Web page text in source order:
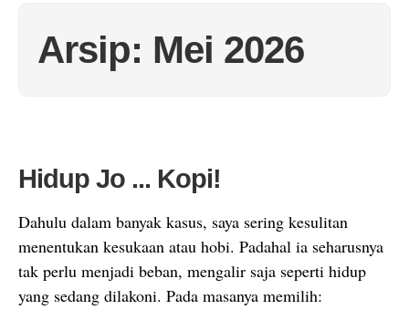
Arsip: Mei 2026
Hidup Jo ... Kopi!
Dahulu dalam banyak kasus, saya sering kesulitan
menentukan kesukaan atau hobi. Padahal ia seharusnya
tak perlu menjadi beban, mengalir saja seperti hidup
yang sedang dilakoni. Pada masanya memilih: